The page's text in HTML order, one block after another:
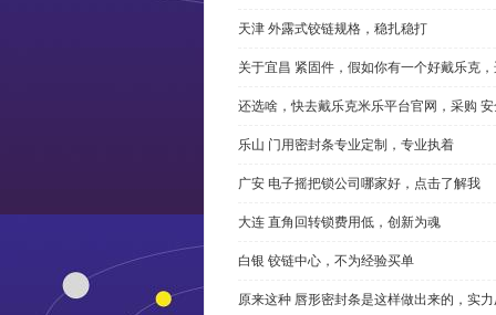
天津 外露式铰链规格，稳扎稳打
关于宜昌 紧固件，假如你有一个好戴乐克
还选啥，快去戴乐克米乐平台官网，采购
乐山 门用密封条专业定制，专业执着
广安 电子摇把锁公司哪家好，点击了解我
大连 直角回转锁费用低，创新为魂
白银 铰链中心，不为经验买单
原来这种 唇形密封条是这样做出来的，实